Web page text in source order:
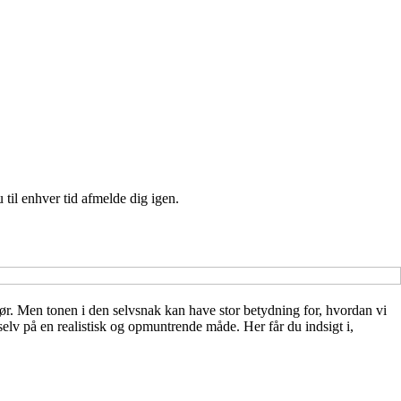
til enhver tid afmelde dig igen.
Men tonen i den selvsnak kan have stor betydning for, hvordan vi
på en realistisk og opmuntrende måde. Her får du indsigt i,